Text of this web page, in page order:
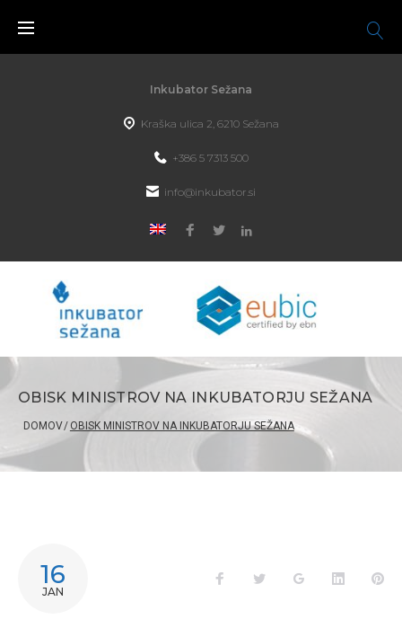
Inkubator Sežana
Kraška ulica 2, 6210 Sežana
+386 5 7313 500
info@inkubator.si
OBISK MINISTROV NA INKUBATORJU SEŽANA
DOMOV/ OBISK MINISTROV NA INKUBATORJU SEŽANA
16
JAN